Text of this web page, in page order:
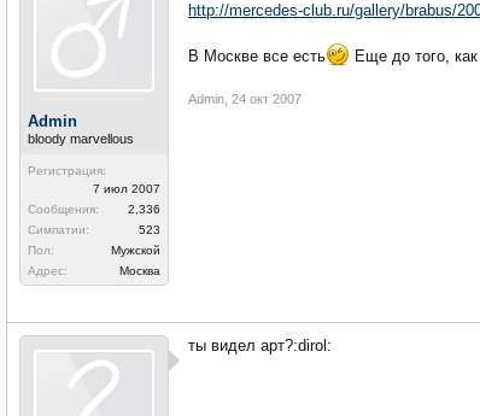
Admin
bloody marvellous
Регистрация:
7 июл 2007
Сообщения:
2,336
Симпатии:
523
Пол:
Мужской
Адрес:
Москва
http://mercedes-club.ru/gallery/brabus/
В Москве все есть Еще до того,
Admin 24 окт 2007
ты видел арт?:dirol: